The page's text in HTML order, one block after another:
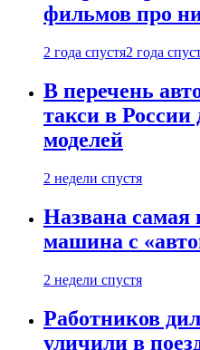
фильмов про
2 года спустя2 года
В перечень
такси в
моделей
2 недели спустя
Названа самая
машина с
2 недели спустя
Работников
уличили в